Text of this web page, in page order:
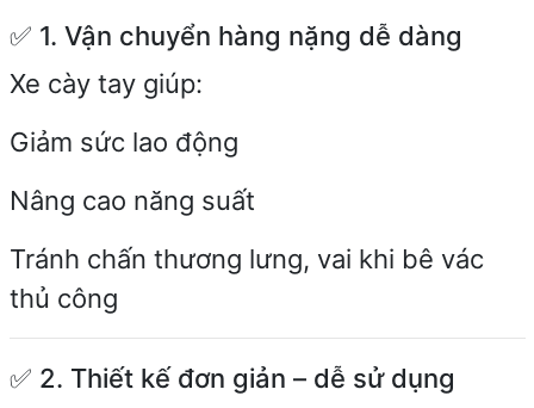
✅ 1. Vận chuyển hàng nặng dễ dàng
Xe cày tay giúp:
Giảm sức lao động
Nâng cao năng suất
Tránh chấn thương lưng, vai khi bê vác
thủ công
✅ 2. Thiết kế đơn giản – dễ sử dụng